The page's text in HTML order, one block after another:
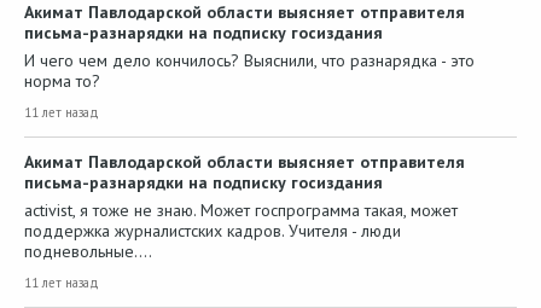
Акимат Павлодарской области выясняет отправителя
письма-разнарядки на подписку госиздания
И чего чем дело кончилось? Выяснили, что разнарядка - это
норма то?
11 лет назад
Акимат Павлодарской области выясняет отправителя
письма-разнарядки на подписку госиздания
activist, я тоже не знаю. Может госпрограмма такая, может
поддержка журналистских кадров. Учителя - люди
подневольные.…
11 лет назад